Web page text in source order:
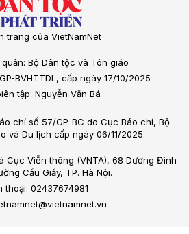
trang của VietNamNet
Bộ Dân tộc và Tôn giáo
BVHTTDL, cấp ngày 17/10/2025
tập: Nguyễn Văn Bá
chí số 57/GP-BC do Cục Báo chí, Bộ
và Du lịch cấp ngày 06/11/2025.
Cục Viễn thông (VNTA), 68 Dương Đình
Cầu Giấy, TP. Hà Nội.
thoại: 02437674981